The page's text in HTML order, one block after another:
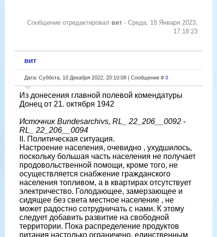
Сообщение отредактировал вит - Среда, 18 Января 2023,
17:18:23
вит
Дата: Суббота, 10 Декабря 2022, 20:10:08 | Сообщение # 9
Из донесения главной полевой комендатуры
Донец от 21. октября 1942
Источник Bundesarchivs, RL_ 22_206__0092 -
RL_ 22_206__0094
II. Политическая ситуация.
Настроение населения, очевидно , ухудшилось,
поскольку большая часть населения не получает
продовольственной помощи, кроме того, не
осуществляется снабжение гражданского
населения топливом, а в квартирах отсутствует
электричество. Голодающее, замерзающее и
сидящее без света местное население , не
может радостно сотрудничать с нами. К этому
следует добавить развитие на свободной
территории. Пока распределение продуктов
питания настолько ограничено, единственным